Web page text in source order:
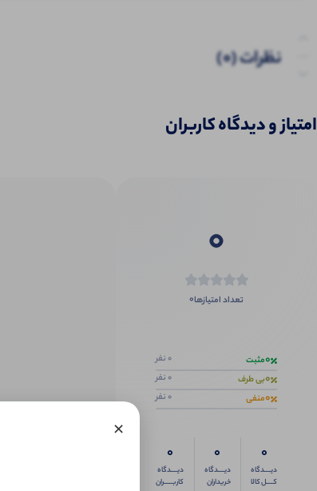
نظرات (0)
امتیاز و دیدگاه کاربران
0
تعداد امتیازها0
0مثبت 0 نفر
0بی طرف 0 نفر
0منفی 0 نفر
0
دیــــدگاه
کــــل کالا
0
دیــــدگاه
خریداران
0
دیــــدگاه
کاربـــــران
×